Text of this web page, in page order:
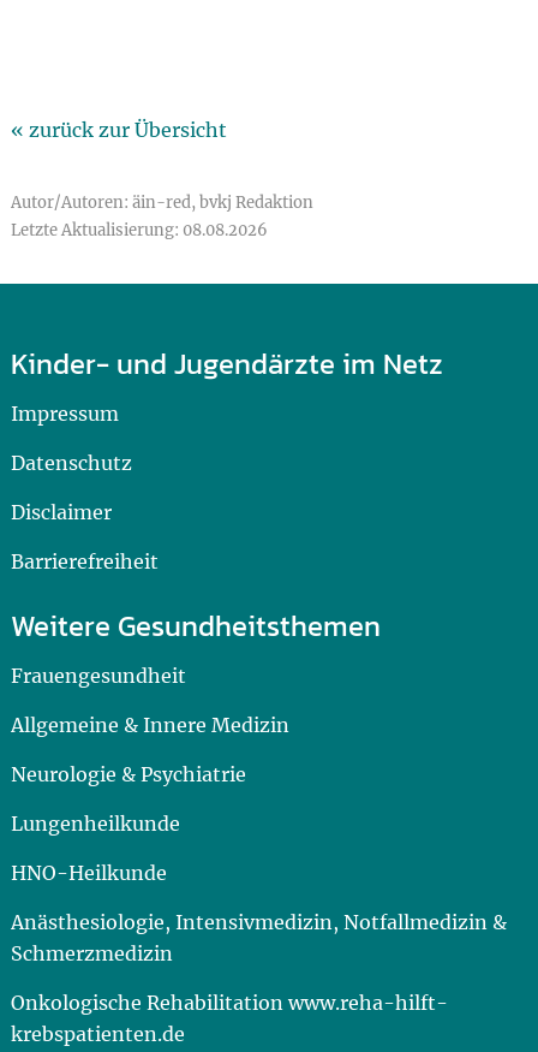
« zurück zur Übersicht
Autor/Autoren: äin-red, bvkj Redaktion
Letzte Aktualisierung: 08.08.2026
Kinder- und Jugendärzte im Netz
Impressum
Datenschutz
Disclaimer
Barrierefreiheit
Weitere Gesundheitsthemen
Frauengesundheit
Allgemeine & Innere Medizin
Neurologie & Psychiatrie
Lungenheilkunde
HNO-Heilkunde
Anästhesiologie, Intensivmedizin, Notfallmedizin &
Schmerzmedizin
Onkologische Rehabilitation www.reha-hilft-
krebspatienten.de